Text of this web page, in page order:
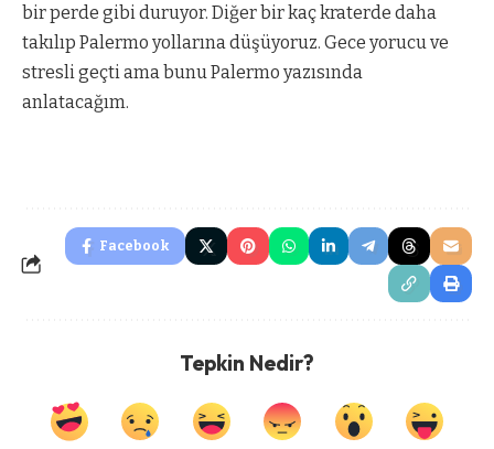
bir perde gibi duruyor. Diğer bir kaç kraterde daha
takılıp Palermo yollarına düşüyoruz. Gece yorucu ve
stresli geçti ama bunu Palermo yazısında
anlatacağım.
Facebook
Tepkin Nedir?